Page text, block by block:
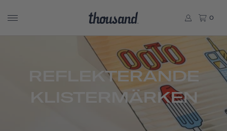
0
REFLEKTERANDE
KLISTERMÄRKEN